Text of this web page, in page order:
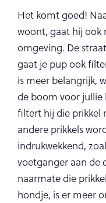
Het komt goed!
woont, gaat hij ook
omgeving. De
gaat je pup ook
is meer belangrijk,
de boom voor jullie
filtert hij die prikkel
andere prikkels
indrukwekkend,
voetganger aan de
naarmate die
hondje, is er meer